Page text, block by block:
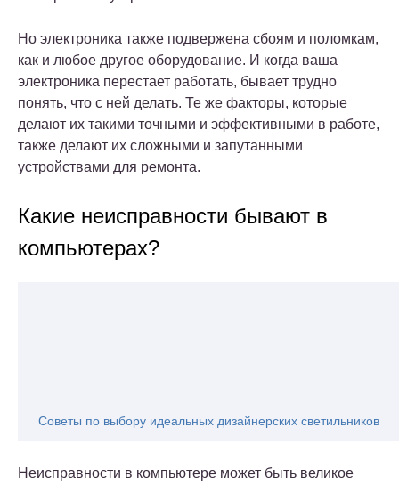
Но электроника также подвержена сбоям и поломкам,
как и любое другое оборудование. И когда ваша
электроника перестает работать, бывает трудно
понять, что с ней делать. Те же факторы, которые
делают их такими точными и эффективными в работе,
также делают их сложными и запутанными
устройствами для ремонта.
Какие неисправности бывают в
компьютерах?
Советы по выбору идеальных дизайнерских светильников
Неисправности в компьютере может быть великое